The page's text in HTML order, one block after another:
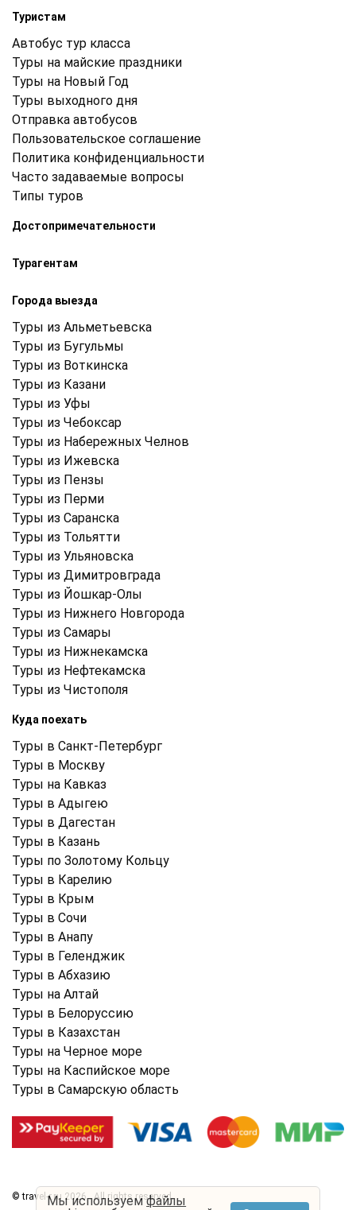
Туристам
Автобус тур класса
Туры на майские праздники
Туры на Новый Год
Туры выходного дня
Отправка автобусов
Пользовательское соглашение
Политика конфиденциальности
Часто задаваемые вопросы
Типы туров
Достопримечательности
Турагентам
Города выезда
Туры из Альметьевска
Туры из Бугульмы
Туры из Воткинска
Туры из Казани
Туры из Уфы
Туры из Чебоксар
Туры из Набережных Челнов
Туры из Ижевска
Туры из Пензы
Туры из Перми
Туры из Саранска
Туры из Тольятти
Туры из Ульяновска
Туры из Димитровграда
Туры из Йошкар-Олы
Туры из Нижнего Новгорода
Туры из Самары
Туры из Нижнекамска
Туры из Нефтекамска
Туры из Чистополя
Куда поехать
Туры в Санкт-Петербург
Туры в Москву
Туры на Кавказ
Туры в Адыгею
Туры в Дагестан
Туры в Казань
Туры по Золотому Кольцу
Туры в Карелию
Туры в Крым
Туры в Cочи
Туры в Анапу
Туры в Геленджик
Туры в Абхазию
Туры на Алтай
Туры в Белоруссию
Туры в Казахстан
Туры на Черное море
Туры на Каспийское море
Туры в Самарскую область
© travel-r.ru 2026 . All rights reserved.
Мы используемфайлы